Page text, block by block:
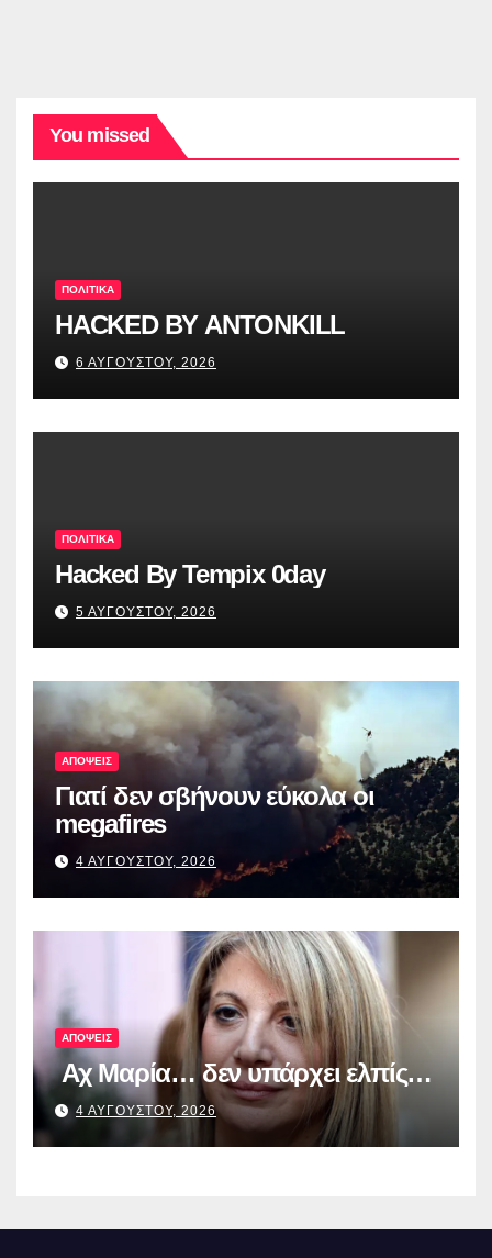
You missed
ΠΟΛΙΤΙΚΑ
HACKED BY ANTONKILL
6 ΑΥΓΟΥΣΤΟΥ, 2026
ΠΟΛΙΤΙΚΑ
Hacked By Tempix 0day
5 ΑΥΓΟΥΣΤΟΥ, 2026
ΑΠΟΨΕΙΣ
Γιατί δεν σβήνουν εύκολα οι
megafires
4 ΑΥΓΟΥΣΤΟΥ, 2026
ΑΠΟΨΕΙΣ
Αχ Μαρία… δεν υπάρχει ελπίς…
4 ΑΥΓΟΥΣΤΟΥ, 2026